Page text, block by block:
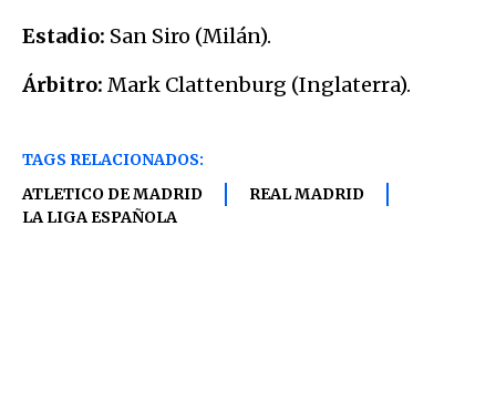
Estadio: San Siro (Milán).
Árbitro: Mark Clattenburg (Inglaterra).
TAGS RELACIONADOS:
ATLETICO DE MADRID
REAL MADRID
LA LIGA ESPAÑOLA